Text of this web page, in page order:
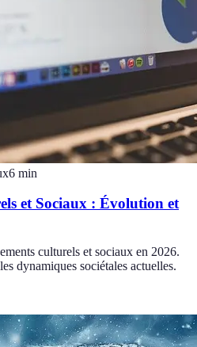
6 min
et Sociaux : Évolution et
culturels et sociaux en 2026.
dynamiques sociétales actuelles.